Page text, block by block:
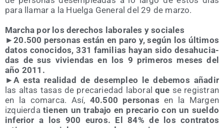
para lla­mar a la Huel­ga Gene­ral del 29 de marzo.
Mar­cha por los dere­chos labo­ra­les y sociales
►20.500 per­so­nas están en paro y, según los últi­mos
datos cono­ci­dos, 331 fami­lias hayan sido desahu­cia­
das de sus vivien­das en los 9 pri­me­ros meses del
año 2011.
►A esta reali­dad de des­em­pleo le debe­mos aña­dir
las altas tasas de pre­ca­rie­dad labo­ralque se regis­tran
en la comar­ca. Así, 40.500 per­so­nas en la Mar­gen
izquier­datie­nen un tra­ba­jo en pre­ca­rio con un suel­do
infe­rior a los 900 euros. El 84% de los con­tra­tos